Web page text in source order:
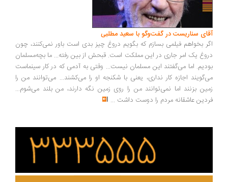
آقای سناریست در گفت‌وگو با سعید مطلبی
اگر بخواهم فیلمی بسازم که بگویم دروغ چیز بدی است باور نمی‌کنند، چون
دروغ یک امر جاری در این مملکت است. قبحش از بین رفته... ما بچه‌مسلمان
بودیم. اما می‌گفتند این مسلمان نیست... وقتی به آدمی که در کار سینماست
می‌گویند اجازه کار نداری، یعنی با شکنجه او را می‌کشند... می‌توانند من را
زمین بزنند اما نمی‌توانند من را روی زمین نگه دارند، من بلند می‌شوم...
فردین عاشقانه مردم را دوست داشت ...